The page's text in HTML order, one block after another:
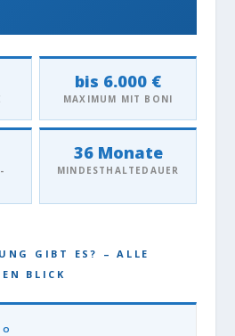
bis 6.000 €
MAXIMUM MIT BONI
36 Monate
MINDEST­HALTEDAUER
GIBT ES? – ALLE
BLICK